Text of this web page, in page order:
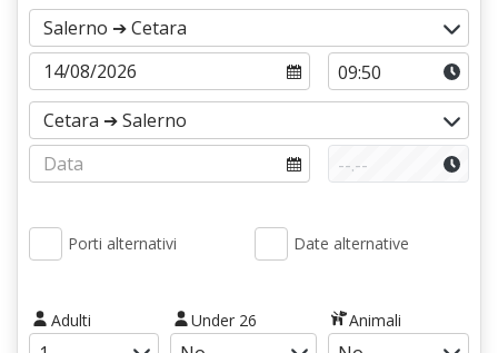
Porti alternativi Date alternative
Adulti Under 26 Animali